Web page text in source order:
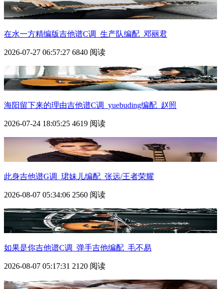
在水一方精编版吉他谱C调_生产队编配_邓丽君
2026-07-27 06:57:27 6840 阅读
海阳留下来的理由吉他谱C调_yuebuding编配_赵照
2026-07-24 18:05:25 4619 阅读
此身吉他谱G调_珺妹儿编配_张远/王者荣耀
2026-08-07 05:34:06 2560 阅读
如果是你吉他谱C调_弹手吉他编配_毛不易
2026-08-07 05:17:31 2120 阅读